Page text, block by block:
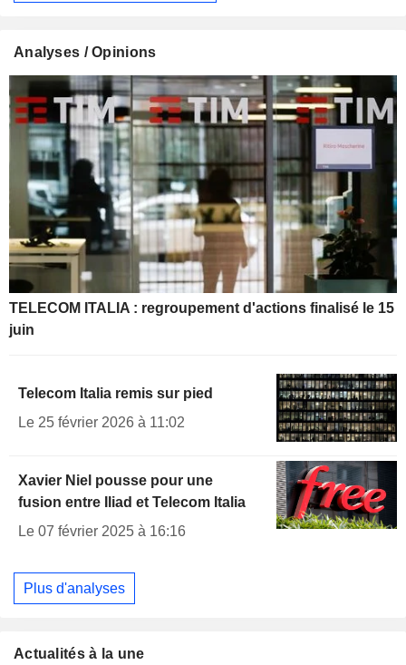
Analyses / Opinions
TELECOM ITALIA : regroupement d'actions finalisé le 15
juin
Telecom Italia remis sur pied
Le 25 février 2026 à 11:02
Xavier Niel pousse pour une
fusion entre Iliad et Telecom Italia
Le 07 février 2025 à 16:16
Plus d'analyses
Actualités à la une